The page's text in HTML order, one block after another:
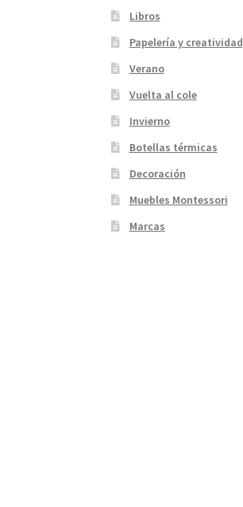
Libros
Papelería y creatividad
Verano
Vuelta al cole
Invierno
Botellas térmicas
Decoración
Muebles Montessori
Marcas